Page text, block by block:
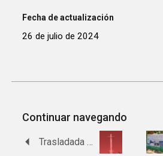
Fecha de actualización
26 de julio de 2024
Continuar navegando
Trasladada al Valle de Cuelgamuros (El Garrobo)